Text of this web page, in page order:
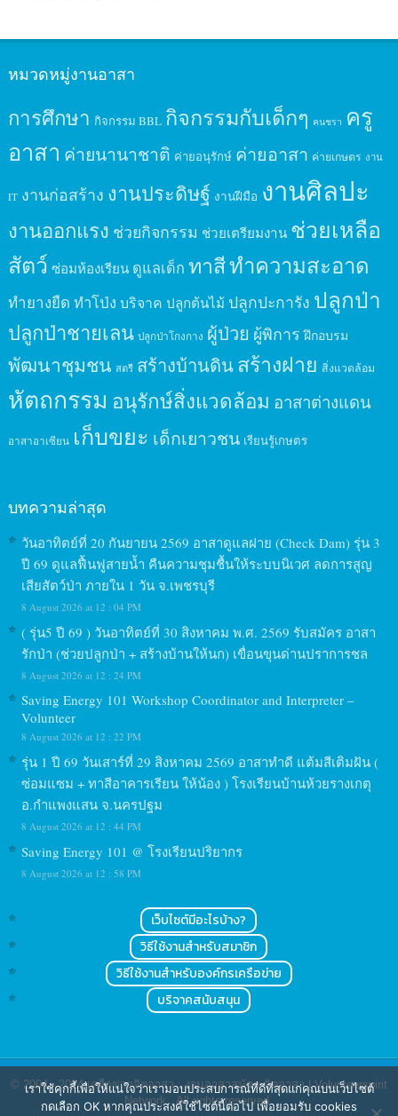
หมวดหมู่งานอาสา
การศึกษา กิจกรรม BBL กิจกรรมกับเด็กๆ คนชรา ครู
อาสา ค่ายนานาชาติ ค่ายอนุรักษ์ ค่ายอาสา ค่ายเกษตร งาน
IT งานก่อสร้าง งานประดิษฐ์ งานฝีมือ งานศิลปะ
งานออกแรง ช่วยกิจกรรม ช่วยเตรียมงาน ช่วยเหลือ
สัตว์ ซ่อมห้องเรียน ดูแลเด็ก ทาสีทำความสะอาด
ทำยางยืด ทำโป่ง บริจาค ปลูกต้นไม้ ปลูกปะการัง ปลูกป่า
ปลูกป่าชายเลน ปลูกป่าโกงกาง ผู้ป่วย ผู้พิการ ฝึกอบรม
พัฒนาชุมชน สตรี สร้างบ้านดินสร้างฝาย สิ่งแวดล้อม
หัตถกรรม อนุรักษ์สิ่งแวดล้อม อาสาต่างแดน
อาสาอาเซียน เก็บขยะ เด็กเยาวชน เรียนรู้เกษตร
บทความล่าสุด
วันอาทิตย์ที่ 20 กันยายน 2569 อาสาดูแลฝาย (Check Dam) รุ่น 3
ปี 69 ดูแลฟื้นฟูสายน้ำ คืนความชุมชื้นให้ระบบนิเวศ ลดการสูญ
เสียสัตว์ป่า ภายใน 1 วัน จ.เพชรบุรี
8 August 2026 at 12 : 04 PM
( รุ่น5 ปี 69 ) วันอาทิตย์ที่ 30 สิงหาคม พ.ศ. 2569 รับสมัคร อาสา
รักป่า (ช่วยปลูกป่า + สร้างบ้านให้นก) เขื่อนขุนด่านปราการชล
8 August 2026 at 12 : 24 PM
Saving Energy 101 Workshop Coordinator and Interpreter –
Volunteer
8 August 2026 at 12 : 22 PM
รุ่น 1 ปี 69 วันเสาร์ที่ 29 สิงหาคม 2569 อาสาทำดี แต้มสีเติมฝัน (
ซ่อมแซม + ทาสีอาคารเรียน ให้น้อง ) โรงเรียนบ้านห้วยรางเกตุ
อ.กำแพงแสน จ.นครปฐม
8 August 2026 at 12 : 44 PM
Saving Energy 101 @ โรงเรียนปริยากร
8 August 2026 at 12 : 58 PM
เว็บไซต์มีอะไรบ้าง?
วิธีใช้งานสำหรับสมาชิก
วิธีใช้งานสำหรับองค์กรเครือข่าย
บริจาคสนับสนุน
© 2004 - 2024เครือข่ายจิตอาสา : งานอาสาสมัคร จิตอาสา | Volunteerspirit
Network . All rights reserved.
เราใช้คุกกี้เพื่อให้แน่ใจว่าเรามอบประสบการณ์ที่ดีที่สุดแก่คุณบนเว็บไซต์
กดเลือก OK หากคุณประสงค์ใช้ไซต์นี้ต่อไป เพื่อยอมรับ cookies